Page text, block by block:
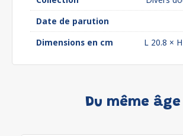
Date de parution
Dimensions en cm
L 20.8 ×
Du même âge